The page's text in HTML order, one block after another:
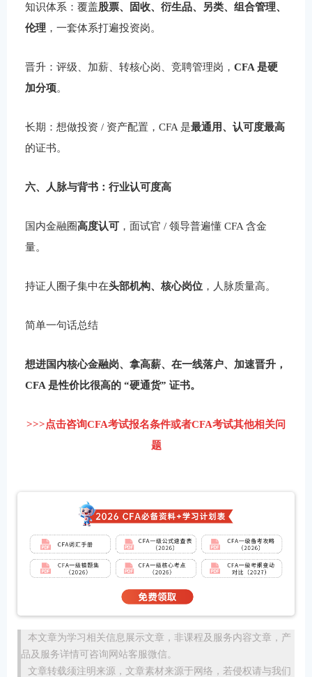
知识体系：覆盖股票、固收、衍生品、另类、组合管理、
伦理 ，一套体系打遍投资岗。
晋升：评级、加薪、转核心岗、竞聘管理岗，CFA 是硬
加分项。
长期：想做投资 / 资产配置，CFA 是最通用、认可度最高
的证书。
六、人脉与背书：行业认可度高
国内金融圈高度认可 ，面试官 / 领导普遍懂 CFA 含金
量。
持证人圈子集中在头部机构、核心岗位 ，人脉质量高。
简单一句话总结
想进国内核心金融岗、拿高薪、在一线落户、加速晋升，
CFA 是性价比很高的 “硬通货” 证书。
>>>点击咨询CFA考试报名条件或者CFA考试其他相关问
题
本文章为学习相关信息展示文章，非课程及服务内容文章，产
品及服务详情可咨询网站客服微信。
文章转载须注明来源，文章素材来源于网络，若侵权请与我们